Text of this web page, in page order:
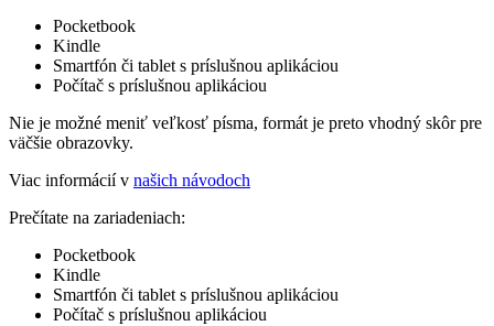
Pocketbook
Kindle
Smartfón či tablet s príslušnou aplikáciou
Počítač s príslušnou aplikáciou
Nie je možné meniť veľkosť písma, formát je preto vhodný skôr pre
väčšie obrazovky.
Viac informácií v našich návodoch
Prečítate na zariadeniach:
Pocketbook
Kindle
Smartfón či tablet s príslušnou aplikáciou
Počítač s príslušnou aplikáciou